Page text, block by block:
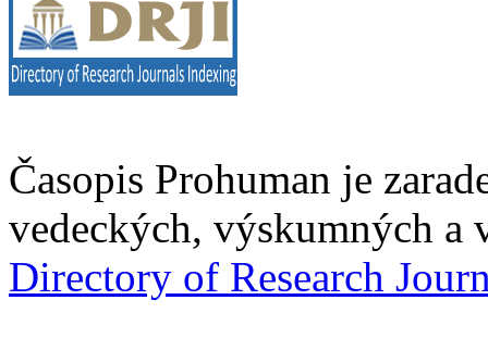
Časopis Prohuman je
vedeckých, výskumných
Directory of Research